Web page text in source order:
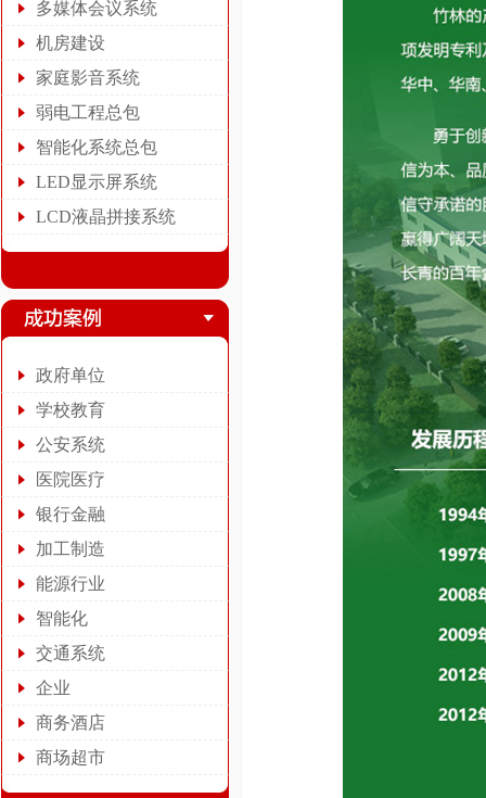
多媒体会议系统
机房建设
家庭影音系统
弱电工程总包
智能化系统总包
LED显示屏系统
LCD液晶拼接系统
政府单位
学校教育
公安系统
医院医疗
银行金融
加工制造
能源行业
智能化
交通系统
企业
商务酒店
商场超市